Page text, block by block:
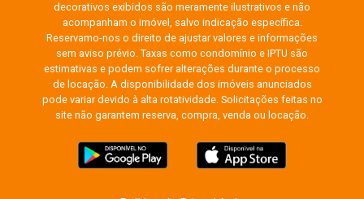
decorativos exibidos são meramente ilustrativos e não
acompanham o imóvel, salvo indicação específica.
Reservamo-nos o direito de ajustar valores e informações
sem aviso prévio. Taxas como condomínio e IPTU são
estimativas e podem sofrer alterações durante o processo
de locação. A disponibilidade dos imóveis anunciados
pode variar devido à alta rotatividade. Solicitações feitas no
site não garantem reserva, compra, venda ou locação.